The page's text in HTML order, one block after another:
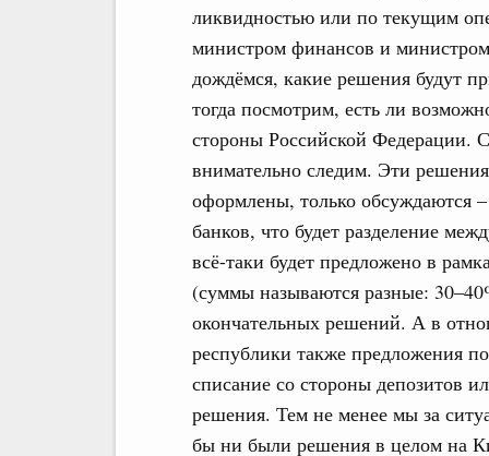
ликвидностью или по текущим
министром финансов и
дождёмся, какие решения будут
тогда посмотрим, есть ли
стороны Российской Федерации.
внимательно следим. Эти
оформлены, только обсуждаются
банков, что будет разделение
всё-таки будет предложено в
(суммы называются разные:
окончательных решений. А в
республики также предложения
списание со стороны депозитов
решения. Тем не менее мы за
бы ни были решения в целом на